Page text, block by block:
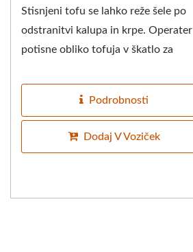
Stisnjeni tofu se lahko reže šele po
odstranitvi kalupa in krpe. Operater
potisne obliko tofuja v škatlo za
pritisne...
Podrobnosti
Dodaj V Voziček